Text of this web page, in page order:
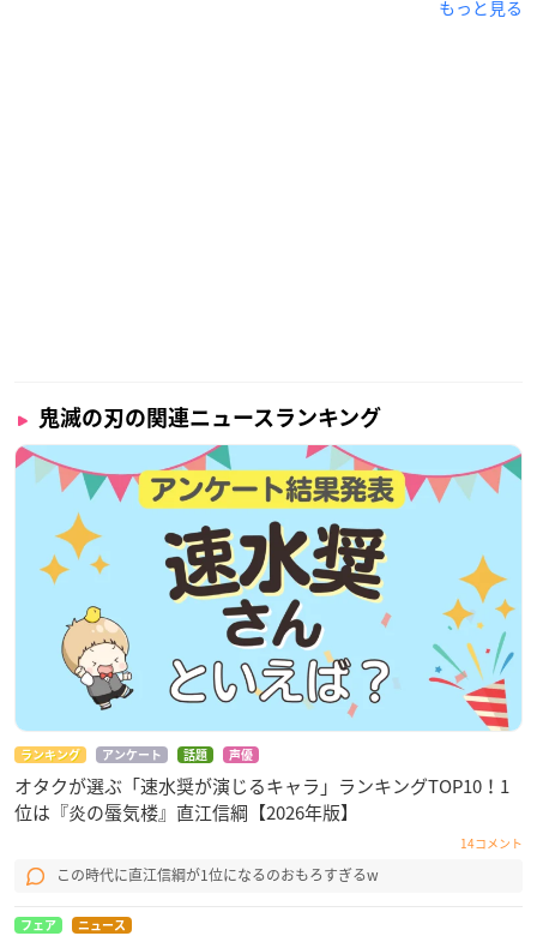
もっと見る
鬼滅の刃の関連ニュースランキング
ランキング アンケート 話題 声優
オタクが選ぶ「速水奨が演じるキャラ」ランキングTOP10！1
位は『炎の蜃気楼』直江信綱【2026年版】
14コメント
この時代に直江信綱が1位になるのおもろすぎるw
フェア ニュース